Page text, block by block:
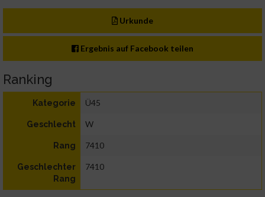
Urkunde
Ergebnis auf Facebook teilen
Ranking
Kategorie Ü45
Geschlecht W
Rang 7410
Geschlechter
Rang
7410